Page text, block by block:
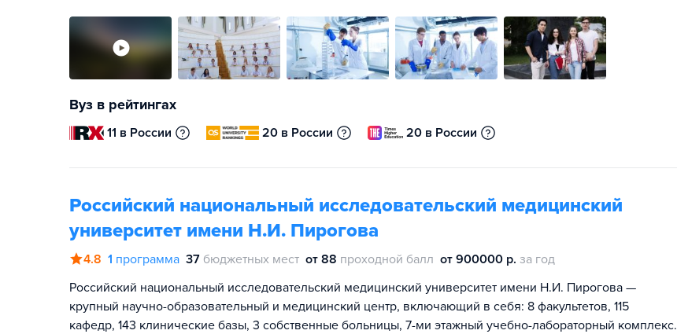
Вуз в рейтингах
11 в России 20 в России 20 в России
Российский национальный исследовательский медицинский
университет имени Н.И. Пирогова
4.8 1 программа 37 бюджетных мест от 88 проходной балл от 900000 р. за год
Российский национальный исследовательский медицинский университет имени Н.И. Пирогова —
крупный научно-образовательный и медицинский центр, включающий в себя: 8 факультетов, 115
кафедр, 143 клинические базы, 3 собственные больницы, 7-ми этажный учебно-лабораторный комплекс.